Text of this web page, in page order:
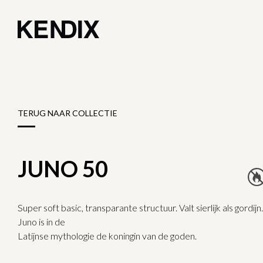
TERUG NAAR COLLECTIE
JUNO 50
Super soft basic, transparante structuur. Valt sierlijk als gordijn.
Juno is in de
Latijnse mythologie de koningin van de goden.